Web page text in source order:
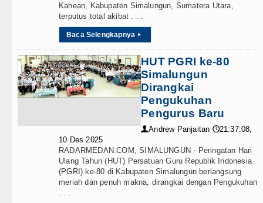
Kahean, Kabupaten Simalungun, Sumatera Utara,
terputus total akibat . . .
Baca Selengkapnya ▸
HUT PGRI ke-80
Simalungun
Dirangkai
Pengukuhan
Pengurus Baru
👤Andrew Panjaitan 🕔21:37:08,
10 Des 2025
RADARMEDAN.COM, SIMALUNGUN - Peringatan Hari
Ulang Tahun (HUT) Persatuan Guru Republik Indonesia
(PGRI) ke-80 di Kabupaten Simalungun berlangsung
meriah dan penuh makna, dirangkai dengan Pengukuhan
. . .